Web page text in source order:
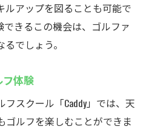
ルアップを図ることも可能で
きるこの機会は、ゴルファ
でしょう。
体験
スクール「Caddy」では、天
ゴルフを楽しむことができま